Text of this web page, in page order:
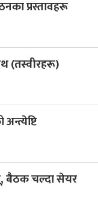
प्रस्तावहरू
(तस्वीरहरू)
बैठक चल्दा सेयर